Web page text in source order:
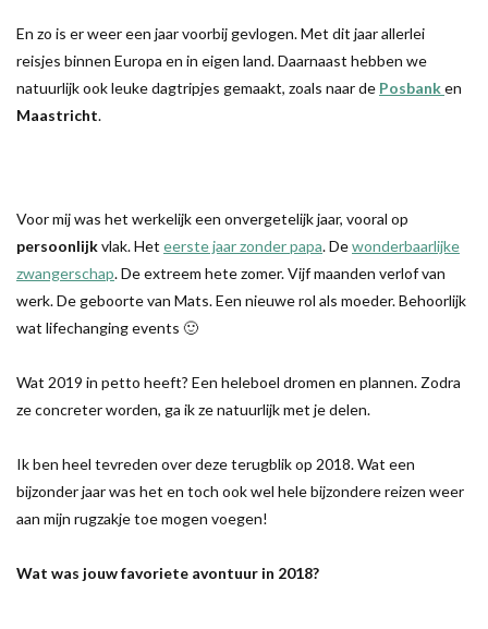
En zo is er weer een jaar voorbij gevlogen. Met dit jaar allerlei
reisjes binnen Europa en in eigen land. Daarnaast hebben we
natuurlijk ook leuke dagtripjes gemaakt, zoals naar de Posbanken
Maastricht.
Voor mij was het werkelijk een onvergetelijk jaar, vooral op
persoonlijkvlak. Het eerste jaar zonder papa. Dewonderbaarlijke
zwangerschap. De extreem hete zomer. Vijf maanden verlof van
werk. De geboorte van Mats. Een nieuwe rol als moeder. Behoorlijk
wat lifechanging events 🙂
Wat 2019 in petto heeft? Een heleboel dromen en plannen. Zodra
ze concreter worden, ga ik ze natuurlijk met je delen.
Ik ben heel tevreden over deze terugblik op 2018. Wat een
bijzonder jaar was het en toch ook wel hele bijzondere reizen weer
aan mijn rugzakje toe mogen voegen!
Wat was jouw favoriete avontuur in 2018?